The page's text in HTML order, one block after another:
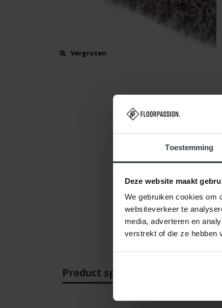
Toestemming
Deze website maakt
We gebruiken cookies om
websiteverkeer te
media, adverteren en
verstrekt of die ze hebben
Vergroten
Product specificaties